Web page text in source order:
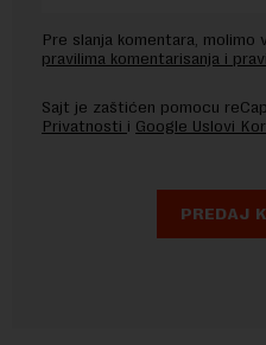
Pre slanja komentara, molimo
pravilima komentarisanja i
Sajt je zaštićen pomocu
Privatnosti i Google Uslovi